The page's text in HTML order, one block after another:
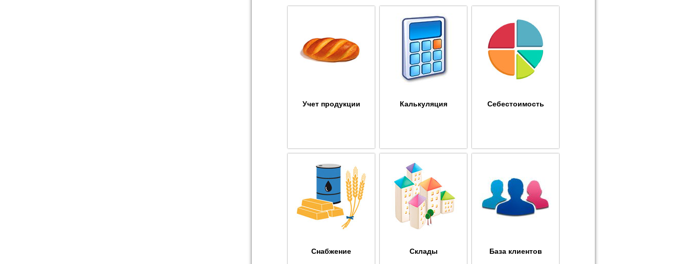
Учет продукции Калькуляция Себестоимость
Снабжение Склады База клиентов